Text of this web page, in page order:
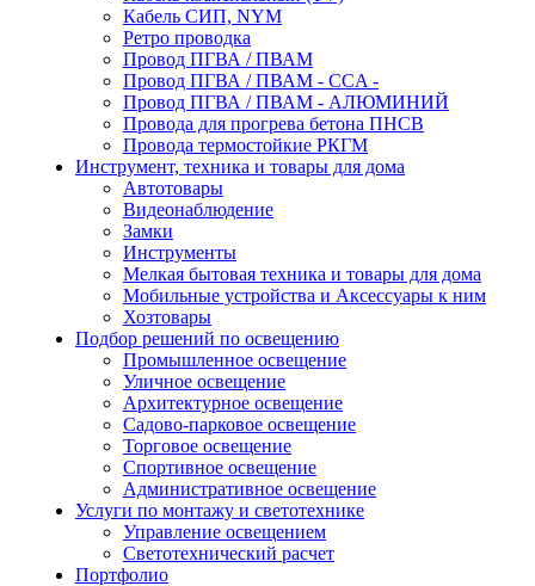
Кабель СИП, NYM
Ретро проводка
Провод ПГВА / ПВАМ
Провод ПГВА / ПВАМ - CCA -
Провод ПГВА / ПВАМ - АЛЮМИНИЙ
Провода для прогрева бетона ПНСВ
Провода термостойкие РКГМ
Инструмент, техника и товары для дома
Автотовары
Видеонаблюдение
Замки
Инструменты
Мелкая бытовая техника и товары для дома
Мобильные устройства и Аксессуары к ним
Хозтовары
Подбор решений по освещению
Промышленное освещение
Уличное освещение
Архитектурное освещение
Садово-парковое освещение
Торговое освещение
Спортивное освещение
Административное освещение
Услуги по монтажу и светотехнике
Управление освещением
Светотехнический расчет
Портфолио